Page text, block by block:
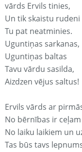
vārds Ervils tinies,
Un tik skaistu rudeni
Tu pat neatminies.
Uguntiņas sarkanas,
Uguntiņas baltas
Tavu vārdu sasilda,
Aizdzen vējus saltus!
Ervils vārds ar
No bērnības ir
No laiku laikiem un
Tas būs tavs